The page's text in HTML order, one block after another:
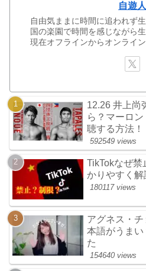
自遊人
自由気ままに時間に追われず
国の楽園で時間を感じながら
現在オフラインからオンライン
12.26 井上尚
ら？マーロ
聴する方法！
592549 views
TikTokなぜ
かりやすく解
180117 views
アグネス・チ
本語がうま
た
154640 views